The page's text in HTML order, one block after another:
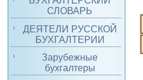
СЛОВАРЬ
ДЕЯТЕЛИ РУССКОЙ
БУХГАЛТЕРИИ
Зарубежные
бухгалтеры